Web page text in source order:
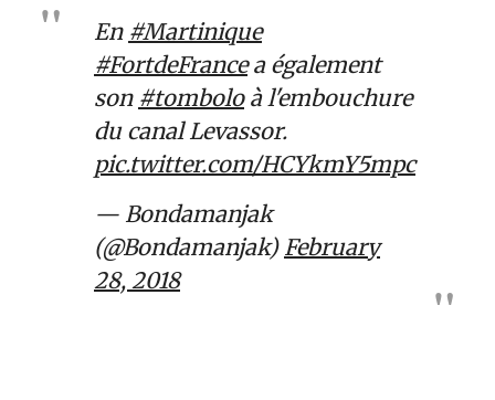
En #Martinique
#FortdeFrancea également
son #tomboloà l'embouchure
du canal Levassor.
pic.twitter.com/HCYkmY5mpc
— Bondamanjak
(@Bondamanjak) February
28, 2018